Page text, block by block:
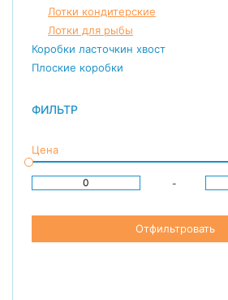
Лотки кондитерские
Лотки для рыбы
Коробки ласточкин хвост
Плоские коробки
ФИЛЬТР
Цена
-
Отфильтровать